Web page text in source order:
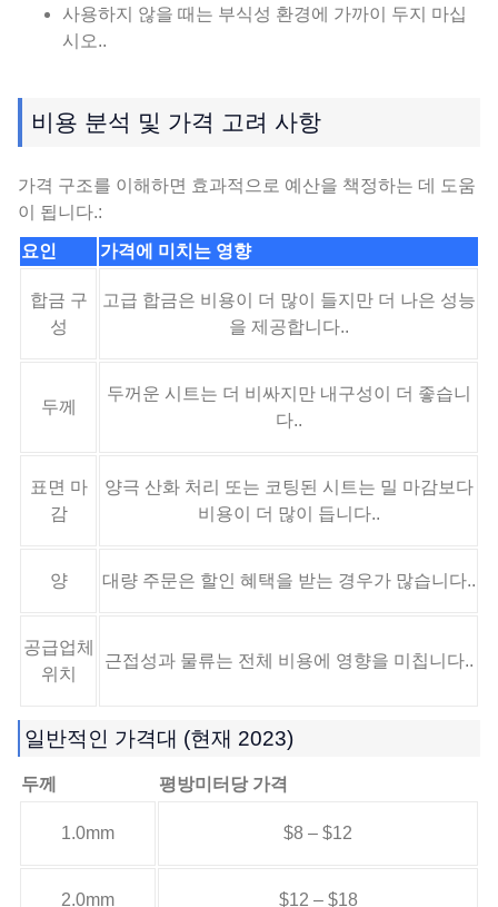
사용하지 않을 때는 부식성 환경에 가까이 두지 마십
시오..
비용 분석 및 가격 고려 사항
가격 구조를 이해하면 효과적으로 예산을 책정하는 데 도움
이 됩니다.:
요인 가격에 미치는 영향
합금 구
성
고급 합금은 비용이 더 많이 들지만 더 나은 성능
을 제공합니다..
두께
두꺼운 시트는 더 비싸지만 내구성이 더 좋습니
다..
표면 마
감
양극 산화 처리 또는 코팅된 시트는 밀 마감보다
비용이 더 많이 듭니다..
양 대량 주문은 할인 혜택을 받는 경우가 많습니다..
공급업체
위치
근접성과 물류는 전체 비용에 영향을 미칩니다..
일반적인 가격대 (현재 2023)
두께 평방미터당 가격
1.0mm $8 – $12
2.0mm $12 – $18